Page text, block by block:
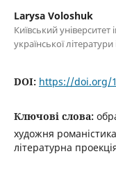
Larysa Voloshuk
Київський
української
DOI: https://doi.org/
Ключові слова:
художня
літературна